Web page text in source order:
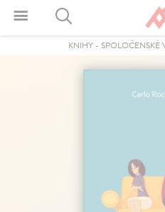
KNIHY- SPOLOČENSKÉ